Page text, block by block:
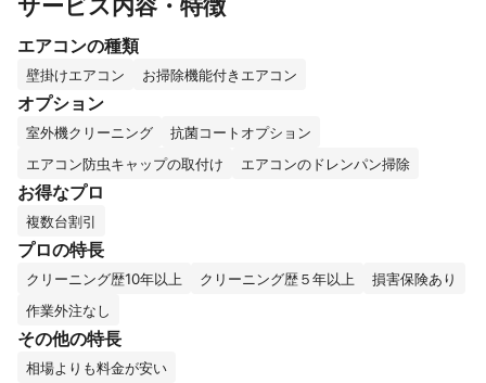
り皆さまお一人お一人が健やかな生活を送られることを心から願
っています。
【初めてエアコンクリーニングをご依頼されるお客さま】
どのお店を選べばよいのか判断に迷われていると思います。
不安な気持ちもよく分かります。
安心して当店にお任せください。
「家が散らかっていて他人に見られるのが恥ずかしい」
→    お客さまの生活空間すべてが個人情報であると認識していま
す。部外者に話したり、SNSに画像や動画をアップロードするこ
となどは一切ありません。
「こわい人が来たらどうしよう」
→    当店をリピートいただく９９%は女性のお客さまです。清潔
サービス内容・特徴
エアコンの種類
壁掛けエアコン お掃除機能付きエアコン
オプション
室外機クリーニング
抗菌コートオプション
エアコン防虫キャップの取付け
エアコンのドレンパン掃除
お得なプロ
複数台割引
プロの特長
クリーニング歴10年以上 クリーニング歴５年以上
損害保険あり
作業外注なし
その他の特長
相場よりも料金が安い